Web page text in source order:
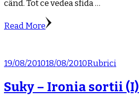
când. Tot ce vedea sfida …
Read More
19/08/201018/08/2010Rubrici
Suky – Ironia sortii (I)